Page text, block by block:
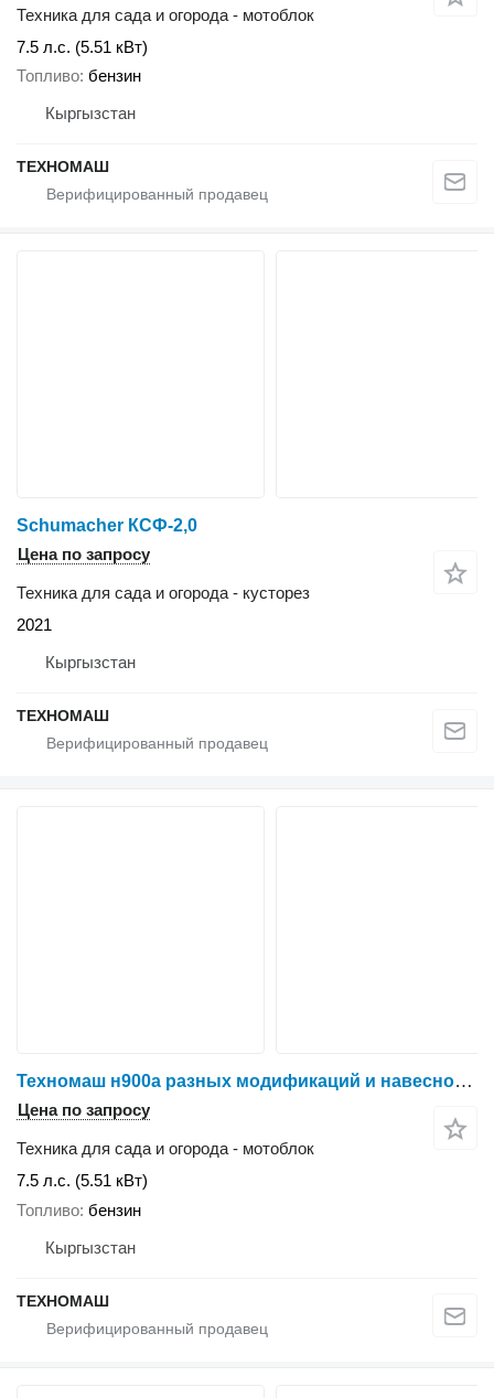
Техника для сада и огорода - мотоблок
7.5 л.с. (5.51 кВт)
Топливо бензин
Кыргызстан
ТЕХНОМАШ
Schumacher КСФ-2,0
Цена по запросу
Техника для сада и огорода - кусторез
2021
Кыргызстан
ТЕХНОМАШ
Техномаш н900а разных модификаций и навесное оборудование к ним
Цена по запросу
Техника для сада и огорода - мотоблок
7.5 л.с. (5.51 кВт)
Топливо бензин
Кыргызстан
ТЕХНОМАШ